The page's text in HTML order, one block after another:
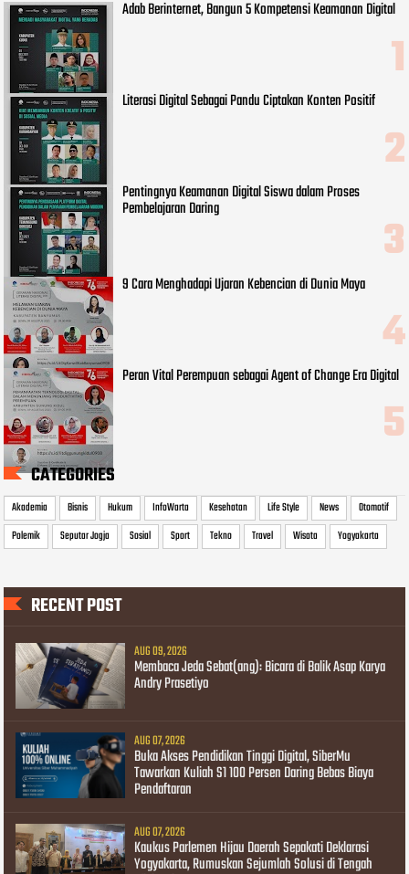
Adab Berinternet, Bangun 5 Kompetensi Keamanan Digital
Literasi Digital Sebagai Pandu Ciptakan Konten Positif
Pentingnya Keamanan Digital Siswa dalam Proses
Pembelajaran Daring
9 Cara Menghadapi Ujaran Kebencian di Dunia Maya
Peran Vital Perempuan sebagai Agent of Change Era Digital
CATEGORIES
Akademia Bisnis Hukum InfoWarta Kesehatan Life Style News
Otomotif
Polemik
Seputar Jogja Sosial Sport Tekno Travel Wisata Yogyakarta
RECENT POST
AUG 09, 2026
Membaca Jeda Sebat(ang): Bicara di Balik Asap Karya
Andry Prasetiyo
AUG 07, 2026
Buka Akses Pendidikan Tinggi Digital, SiberMu
Tawarkan Kuliah S1 100 Persen Daring Bebas Biaya
Pendaftaran
AUG 07, 2026
Kaukus Parlemen Hijau Daerah Sepakati Deklarasi
Yogyakarta, Rumuskan Sejumlah Solusi di Tengah